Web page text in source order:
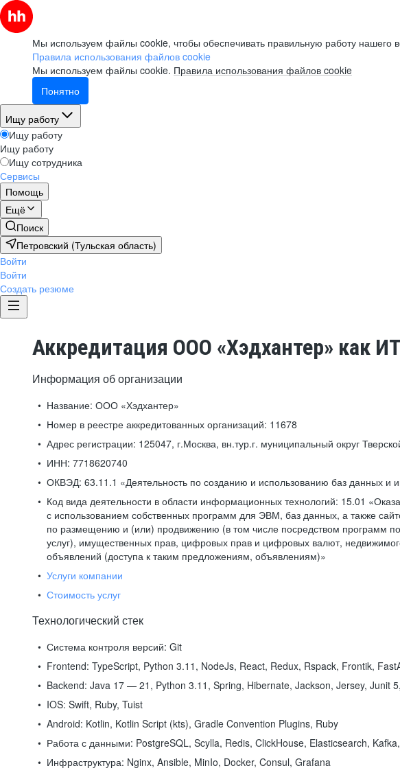
Мы используем файлы cookie, чтобы обеспечивать правильную работу нашего
Правила использования файлов cookie
Мы используем файлы cookie. Правила использования файлов cookie
Понятно
Ищу работу
Ищу работу
Ищу работу
Ищу сотрудника
Сервисы
Помощь
Ещё
Поиск
Петровский (Тульская область)
Войти
Войти
Создать резюме
Аккредитация ООО «Хэдхантер» как
Информация об организации
Название: ООО «Хэдхантер»
Номер в реестре аккредитованных организаций: 11678
Адрес регистрации: 125047, г.Москва, вн.тур.г. муниципальный округ
ИНН: 7718620740
ОКВЭД: 63.11.1 «Деятельность по созданию и использованию баз данных и
Код вида деятельности в области информационных технологий: 15.01
с использованием собственных программ для ЭВМ, баз данных, а также
по размещению и (или) продвижению (в том числе посредством программ
услуг), имущественных прав, цифровых прав и цифровых валют,
объявлений (доступа к таким предложениям, объявлениям)»
Услуги компании
Стоимость услуг
Технологический стек
Система контроля версий: Git
Frontend: TypeScript, Python 3.11, NodeJs, React, Redux, Rspack, Frontik,
Backend: Java 17 — 21, Python 3.11, Spring, Hibernate, Jackson, Jersey, Junit
IOS: Swift, Ruby, Tuist
Android: Kotlin, Kotlin Script (kts), Gradle Convention Plugins, Ruby
Работа с данными: PostgreSQL, Scylla, Redis, ClickHouse, Elasticsearch,
Инфраструктура: Nginx, Ansible, MinIo, Docker, Consul, Grafana